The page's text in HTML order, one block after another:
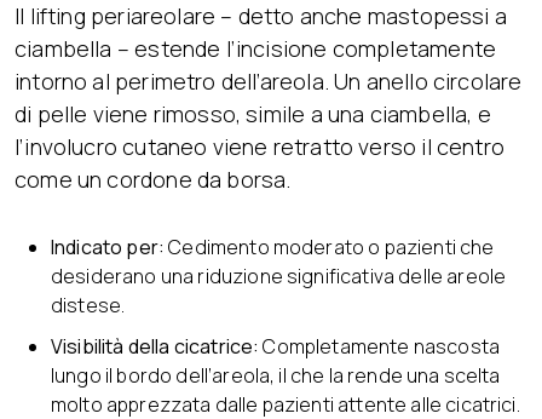
Il lifting periareolare – detto anche mastopessi a
ciambella – estende l’incisione completamente
intorno al perimetro dell’areola. Un anello circolare
di pelle viene rimosso, simile a una ciambella, e
l’involucro cutaneo viene retratto verso il centro
come un cordone da borsa.
Indicato per: Cedimento moderato o pazienti che
desiderano una riduzione significativa delle areole
distese.
Visibilità della cicatrice: Completamente nascosta
lungo il bordo dell’areola, il che la rende una scelta
molto apprezzata dalle pazienti attente alle cicatrici.